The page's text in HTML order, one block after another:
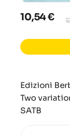
10,54 €
Edizioni
Two
SATB